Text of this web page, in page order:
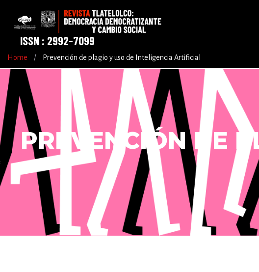
ISSN : 2992-7099
Home / Prevención de plagio y uso de Inteligencia Artificial
PREVENCIÓN DE